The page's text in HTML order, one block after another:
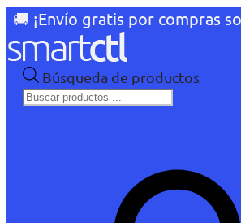
🚚 ¡Envío gratis por compras
Búsqueda de productos